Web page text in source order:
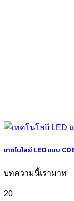
เทคโนโลยี LED แบบ
บทความนี้เรามาท
20